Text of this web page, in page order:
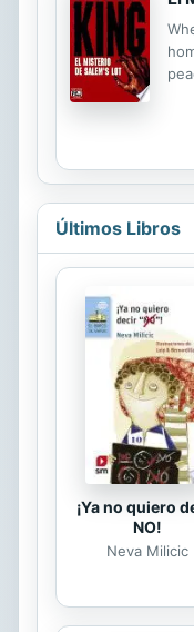
Últimos Libros
¡Ya no quiero
NO!
Neva Milicic